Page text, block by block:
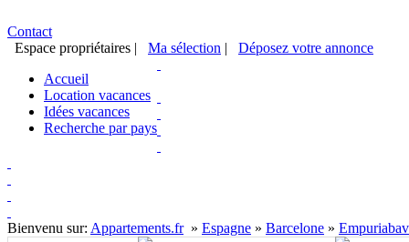
Contact
Espace propriétaires | Ma sélection |
Déposez votre annonce
Accueil
Location vacances
Idées vacances
Recherche par pays
Bienvenu sur: Appartements.fr » Espagne » Barcelone »